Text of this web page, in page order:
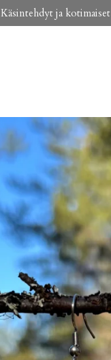
Käsintehdyt ja kotimaiset